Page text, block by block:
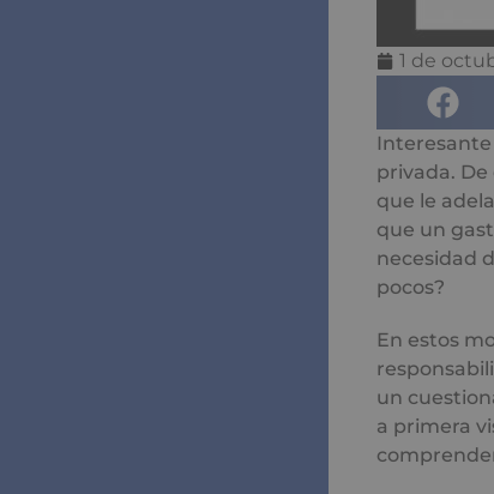
1 de
privada.
que le
que un
necesidad
pocos?
En estos
un
a primera